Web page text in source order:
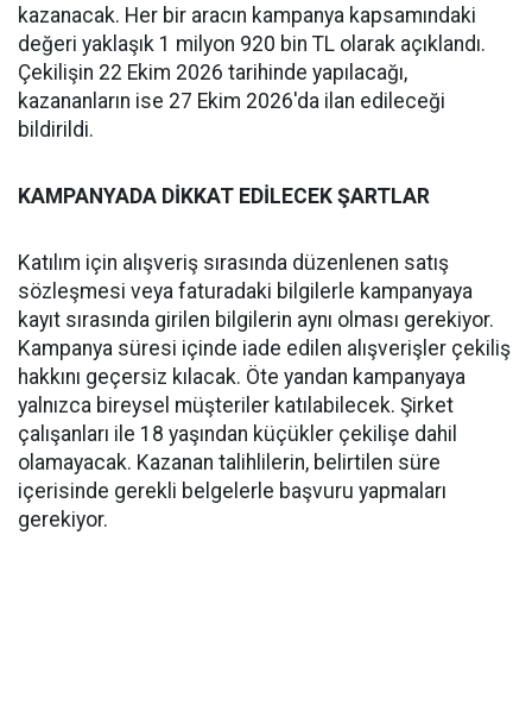
kazanacak. Her bir aracın kampanya kapsamındaki
değeri yaklaşık 1 milyon 920 bin TL olarak açıklandı.
Çekilişin 22 Ekim 2026 tarihinde yapılacağı,
kazananların ise 27 Ekim 2026'da ilan edileceği
bildirildi.
KAMPANYADA DİKKAT EDİLECEK ŞARTLAR
Katılım için alışveriş sırasında düzenlenen satış
sözleşmesi veya faturadaki bilgilerle kampanyaya
kayıt sırasında girilen bilgilerin aynı olması gerekiyor.
Kampanya süresi içinde iade edilen alışverişler çekiliş
hakkını geçersiz kılacak. Öte yandan kampanyaya
yalnızca bireysel müşteriler katılabilecek. Şirket
çalışanları ile 18 yaşından küçükler çekilişe dahil
olamayacak. Kazanan talihlilerin, belirtilen süre
içerisinde gerekli belgelerle başvuru yapmaları
gerekiyor.